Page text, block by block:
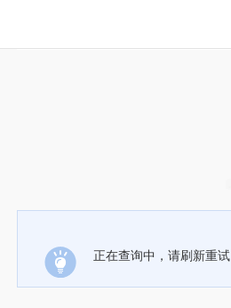
正在查询中，请刷新重试